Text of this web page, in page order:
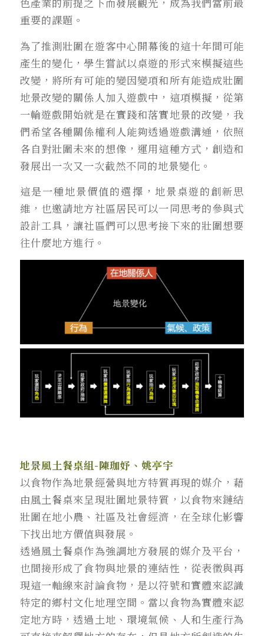
重要的課題。
為了推測壯圍在遊客中心開幕後的這十年間可能
產生的變化，學生嘗試以桌遊的形式來模擬這些
改變，將所有可能的變因變項和所有能造成壯圍
地景改變的關係人加入遊戲中，這項模擬，從第
一輪遊戲開始就是在實踐和落實地景的改變，我
們希望各種關係權利人能夠透過遊戲溝通，依照
各自對壯圍未來的想像，運用這種方式，創造和
發展出一次又一次截然不同的地景變化。
這是一種地景價值的選擇，地景桌遊的創新思
維，也邀請地方社區居民可以一同思考的參與式
設計工具，讓社區們可以思考接下來的壯圍想要
往什麼地方進行。
地景風土餐桌組-陳珈妤、姚亭宇
以食物作為地景經營與地方特質再現的媒介，藉
由風土餐桌來呈現壯圍地景特質，以食物來鏈結
壯圍在地小農、社區及社會經濟，在全球化影響
下找出地方價值與發展。
透過風土餐桌作為強調地方發展的媒介及平台，
也間接形成了食物與地景的連結性，從表徵與再
現這一軸線來討論食物，是以符號和實體來認識
特定的鄉村文化地理空間。當以食物為實體來認
定地方時，透過土地、環境氣候、人和生產行為